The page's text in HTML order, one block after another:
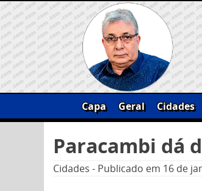
Skip
to
content
Capa Geral Cidades
por:
Paracambi dá
Cidades - Publicado em 16 de